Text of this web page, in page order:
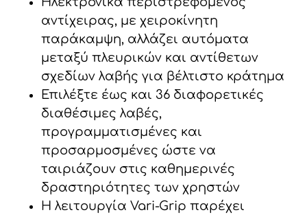
αντίχειρας, με χειροκίνητη
παράκαμψη, αλλάζει αυτόματα
μεταξύ πλευρικών και αντίθετων
σχεδίων λαβής για βέλτιστο κράτημα
Επιλέξτε έως και 36 διαφορετικές
διαθέσιμες λαβές,
προγραμματισμένες και
προσαρμοσμένες ώστε να
ταιριάζουν στις καθημερινές
δραστηριότητες των χρηστών
Η λειτουργία Vari-Grip παρέχει